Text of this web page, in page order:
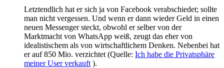
Letztendlich hat er sich ja von Facebook verabschiedet; sollte
man nicht vergessen. Und wenn er dann wieder Geld in einen
neuen Messenger steckt, obwohl er selber von der
Marktmacht von WhatsApp weiß, zeugt das eher von
idealistischem als von wirtschaftlichem Denken. Nebenbei hat
er auf 850 Mio. verzichtet (Quelle: Ich habe die Privatsphäre
meiner User verkauft ).